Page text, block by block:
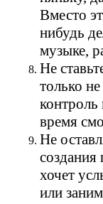
Вместо
нибудь
музыке,
Не
только
контроль
время
Не
хочет
или